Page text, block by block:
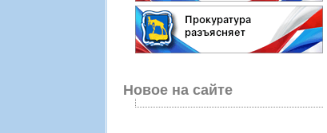
Новое на сайте